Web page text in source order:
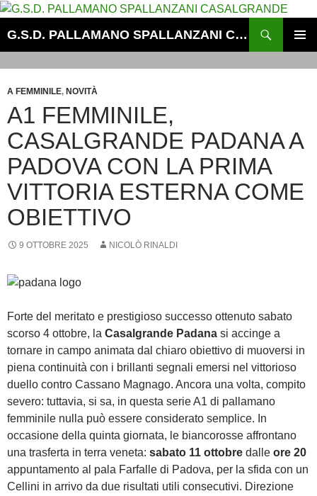
Vai
contenuto
G.S.D. PALLAMANO SPALLANZANI CASALGRANDE
A FEMMINILE, NOVITÀ
A1 FEMMINILE,
CASALGRANDE PADANA A
PADOVA CON LA PRIMA
VITTORIA ESTERNA COME
OBIETTIVO
9 OTTOBRE 2025 NICOLÒ RINALDI
Forte del meritato e prestigioso successo ottenuto sabato
scorso 4 ottobre, la Casalgrande Padana si accinge a
tornare in campo animata dal chiaro obiettivo di muoversi in
piena continuità con i brillanti segnali emersi nel vittorioso
duello contro Cassano Magnago. Ancora una volta, compito
severo: tuttavia, si sa, in questa serie A1 di pallamano
femminile nulla può essere considerato semplice. In
occasione della quinta giornata, le biancorosse affrontano
una trasferta in terra veneta: sabato 11 ottobre dalle ore 20
appuntamento al pala Farfalle di Padova, per la sfida con un
Cellini in arrivo da due risultati utili consecutivi. Direzione